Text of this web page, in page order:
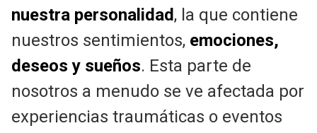
nuestra personalidad, la que contiene
nuestros sentimientos, emociones,
deseos y sueños. Esta parte de
nosotros a menudo se ve afectada por
experiencias traumáticas o eventos